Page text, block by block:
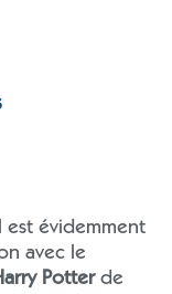
est évidemment
avec le
Potter de